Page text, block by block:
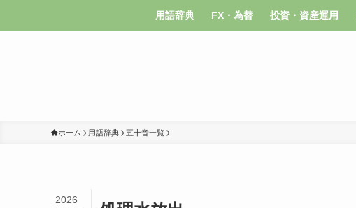
用語辞典 FX・為替 投資・資産運用
ホーム 用語辞典 五十音一覧
2026